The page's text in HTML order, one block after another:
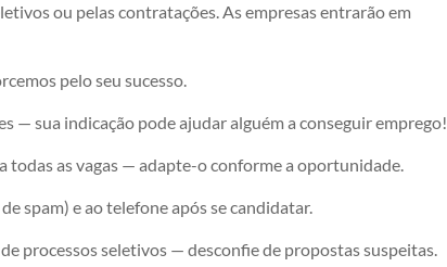
ou pelas contratações. As empresas entrarão em
pelo seu sucesso.
— sua indicação pode ajudar alguém a conseguir emprego!
todas as vagas — adapte-o conforme a oportunidade.
spam) e ao telefone após se candidatar.
processos seletivos — desconfie de propostas suspeitas.